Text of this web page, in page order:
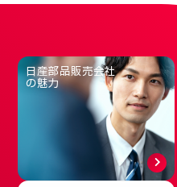
日産部品販売会社
の魅力